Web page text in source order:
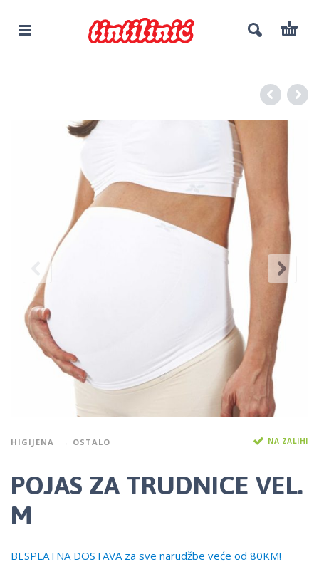
HIGIJENA OSTALO NA ZALIHI
POJAS ZA TRUDNICE VEL.
M
BESPLATNA DOSTAVA za sve narudžbe veće od 80KM!